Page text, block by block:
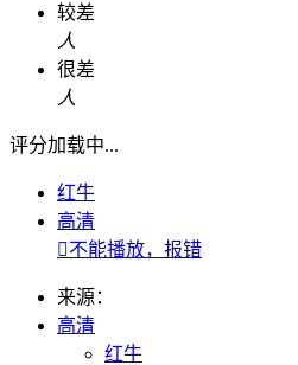
较差
人
很差
人
评分加载中...
红牛
高清
不能播放，报错
来源：
高清
红牛